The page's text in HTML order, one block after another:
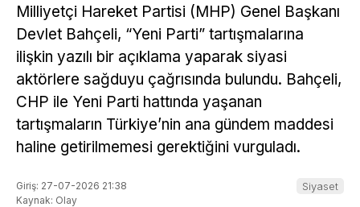
Milliyetçi Hareket Partisi (MHP) Genel Başkanı
Devlet Bahçeli, “Yeni Parti” tartışmalarına
ilişkin yazılı bir açıklama yaparak siyasi
aktörlere sağduyu çağrısında bulundu. Bahçeli,
CHP ile Yeni Parti hattında yaşanan
tartışmaların Türkiye’nin ana gündem maddesi
haline getirilmemesi gerektiğini vurguladı.
Giriş: 27-07-2026 21:38
Kaynak: Olay
Siyaset